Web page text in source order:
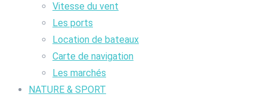
Vitesse du vent
Les ports
Location de bateaux
Carte de navigation
Les marchés
NATURE & SPORT